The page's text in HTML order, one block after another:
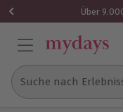
Über
Suche nach